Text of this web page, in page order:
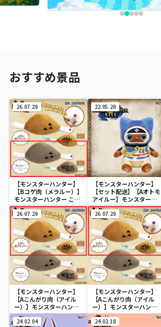
おすすめ景品
26.07.29
【モンスターハンター】
【Bコゲ肉（メラルー）】
モンスターハンター こん
がり肉 サウンドギミック
付きぬいぐるみ
22.05.28
【モンスターハンター】
【セット配送】【Aオトモ
アイルー】モンスターハ
ンターBIG装備ぬいぐる
み
26.07.29
【モンスターハンター】
【Aこんがり肉（アイル
ー）】モンスターハンタ
ー こんがり肉 サウンドギ
ミック付きぬいぐるみ
26.07.29
【モンスターハンター】
【Aこんがり肉（アイル
ー）】モンスターハンタ
ー こんがり肉 サウンドギ
ミック付きぬいぐるみ
24.02.04 24.02.18